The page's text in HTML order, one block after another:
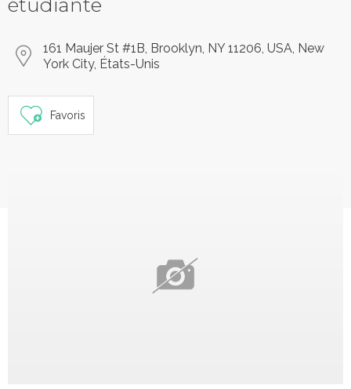
étudiante
161 Maujer St #1B, Brooklyn, NY 11206, USA, New
York City, États-Unis
Favoris